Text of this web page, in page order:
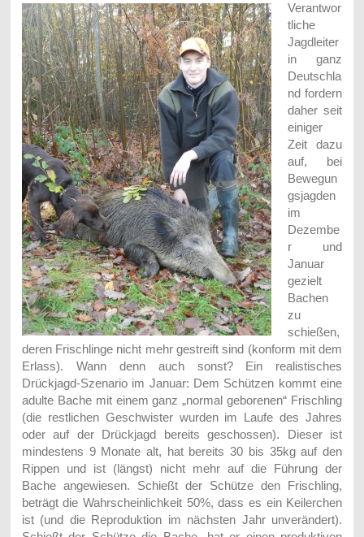
Verantwor
tliche
Jagdleiter
in ganz
Deutschla
nd fordern
daher seit
einiger
Zeit dazu
auf, bei
Bewegun
gsjagden
im
Dezembe
r und
Januar
gezielt
Bachen
zu
schießen,
deren Frischlinge nicht mehr gestreift sind (konform mit dem
Erlass). Wann denn auch sonst?
Ein realistisches
Drückjagd-Szenario im Januar: Dem Schützen kommt eine
adulte Bache mit einem ganz „normal geborenen“ Frischling
(die restlichen Geschwister wurden im Laufe des Jahres
oder auf der Drückjagd bereits geschossen). Dieser ist
mindestens 9 Monate alt, hat bereits 30 bis 35kg auf den
Rippen und ist (längst) nicht mehr auf die Führung der
Bache angewiesen. Schießt der Schütze den Frischling,
beträgt die Wahrscheinlichkeit 50%, dass es ein Keilerchen
ist (und die Reproduktion im nächsten Jahr unverändert).